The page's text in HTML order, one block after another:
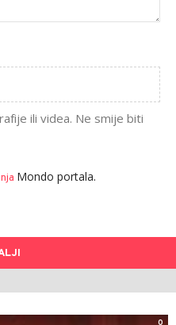
ili videa. Ne smije biti
Mondo portala.
0